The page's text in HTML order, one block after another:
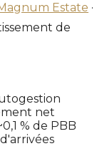
Estate ·
de
net
% de PBB